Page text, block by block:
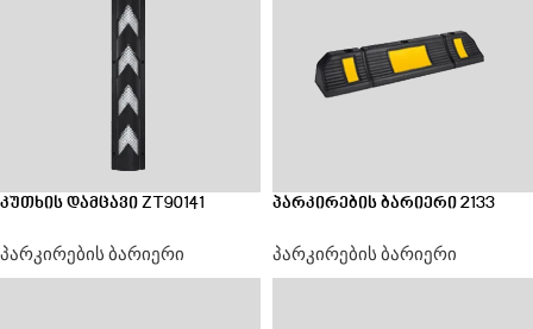
კუთხის დამცავი ZT90141
პარკირების ბარიერი
პარკირების ბარიერი 2133
პარკირების ბარიერი